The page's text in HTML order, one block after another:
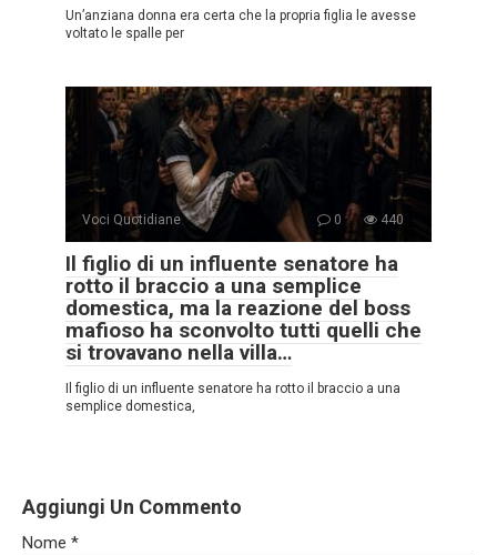
Un’anziana donna era certa che la propria figlia le avesse
voltato le spalle per
Voci Quotidiane 0 440
Il figlio di un influente senatore ha
rotto il braccio a una semplice
domestica, ma la reazione del boss
mafioso ha sconvolto tutti quelli che
si trovavano nella villa…
Il figlio di un influente senatore ha rotto il braccio a una
semplice domestica,
Aggiungi Un Commento
Nome *